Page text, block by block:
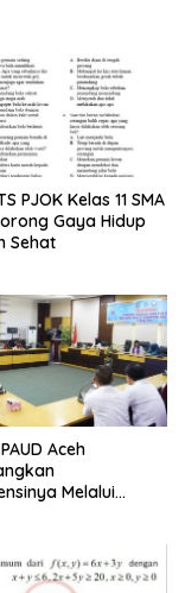
PJOK Kelas 11 SMA
Gaya Hidup
Sehat
Aceh
Melalui